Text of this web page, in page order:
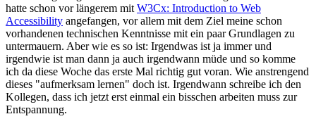
hatte schon vor längerem mit W3Cx: Introduction to Web
Accessibility angefangen, vor allem mit dem Ziel meine schon
vorhandenen technischen Kenntnisse mit ein paar Grundlagen zu
untermauern. Aber wie es so ist: Irgendwas ist ja immer und
irgendwie ist man dann ja auch irgendwann müde und so komme
ich da diese Woche das erste Mal richtig gut voran. Wie anstrengend
dieses "aufmerksam lernen" doch ist. Irgendwann schreibe ich den
Kollegen, dass ich jetzt erst einmal ein bisschen arbeiten muss zur
Entspannung.